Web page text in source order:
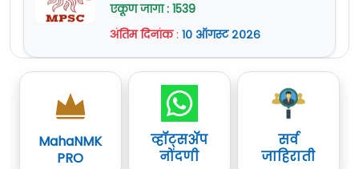
एकूण जागा : 1539
अंतिम दिनांक: १० ऑगस्ट २०२६
MahaNMK
PRO
व्हॉट्सॲप
नोंदणी
सर्व
जाहिराती